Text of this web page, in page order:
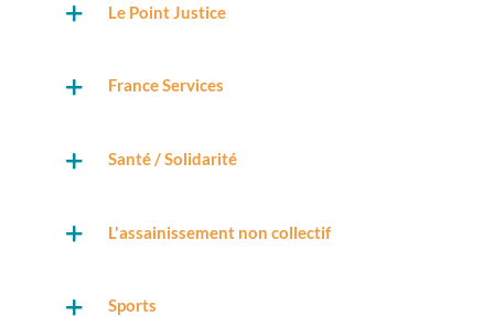
Le Point Justice
France Services
Santé / Solidarité
L'assainissement non collectif
Sports